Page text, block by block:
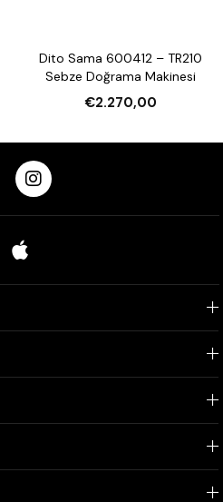
Dito Sama 600412 – TR210
Sebze Doğrama Makinesi
€2.270,00